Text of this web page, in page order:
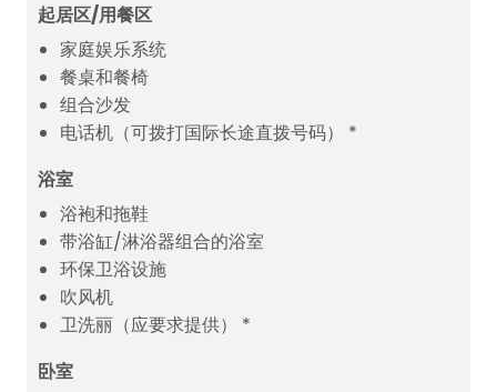
起居区/用餐区
家庭娱乐系统
餐桌和餐椅
组合沙发
电话机（可拨打国际长途直拨号码） *
浴室
浴袍和拖鞋
带浴缸/淋浴器组合的浴室
环保卫浴设施
吹风机
卫洗丽（应要求提供） *
卧室